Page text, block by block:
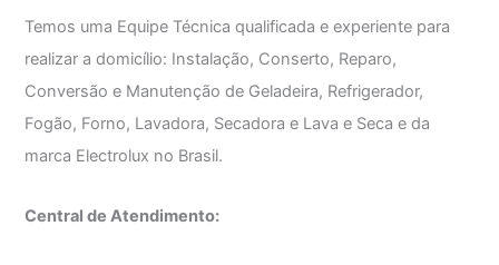
Temos uma Equipe Técnica qualificada e experiente para
realizar a domicílio: Instalação, Conserto, Reparo,
Conversão e Manutenção de Geladeira, Refrigerador,
Fogão, Forno, Lavadora, Secadora e Lava e Seca e da
marca Electrolux no Brasil.
Central de Atendimento: